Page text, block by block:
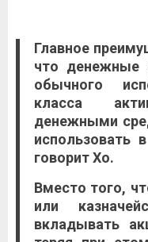
Главное
что денежные
обычного
класса
денежными
использовать
говорит Хо.
Вместо того,
или
вкладывать